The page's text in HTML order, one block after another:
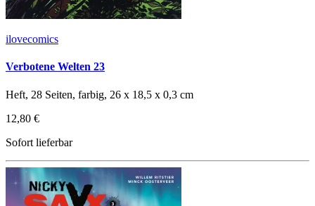
ilovecomics
Verbotene Welten 23
Heft, 28 Seiten, farbig, 26 x 18,5 x 0,3 cm
12,80 €
Sofort lieferbar